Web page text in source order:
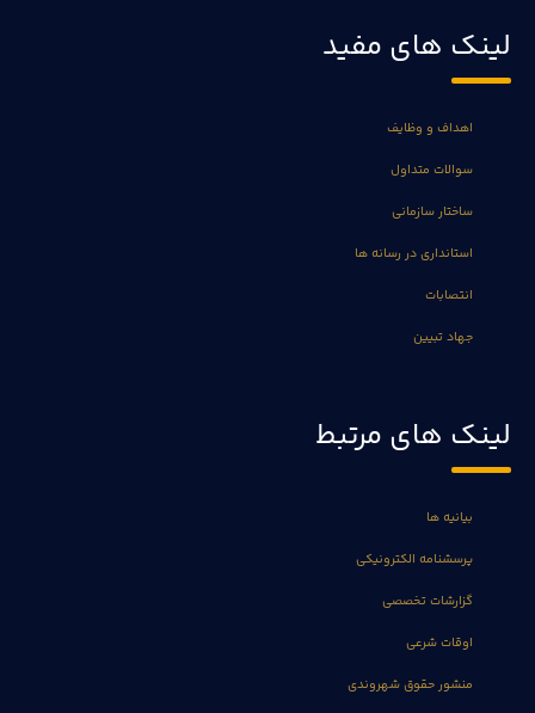
لینک های مفید
اهداف و وظایف
سوالات متداول
ساختار سازمانی
استانداری در رسانه ها
انتصابات
جهاد تبیین
لینک های مرتبط
بیانیه ها
پرسشنامه الکترونیکی
گزارشات تخصصی
اوقات شرعی
منشور حقوق شهروندی